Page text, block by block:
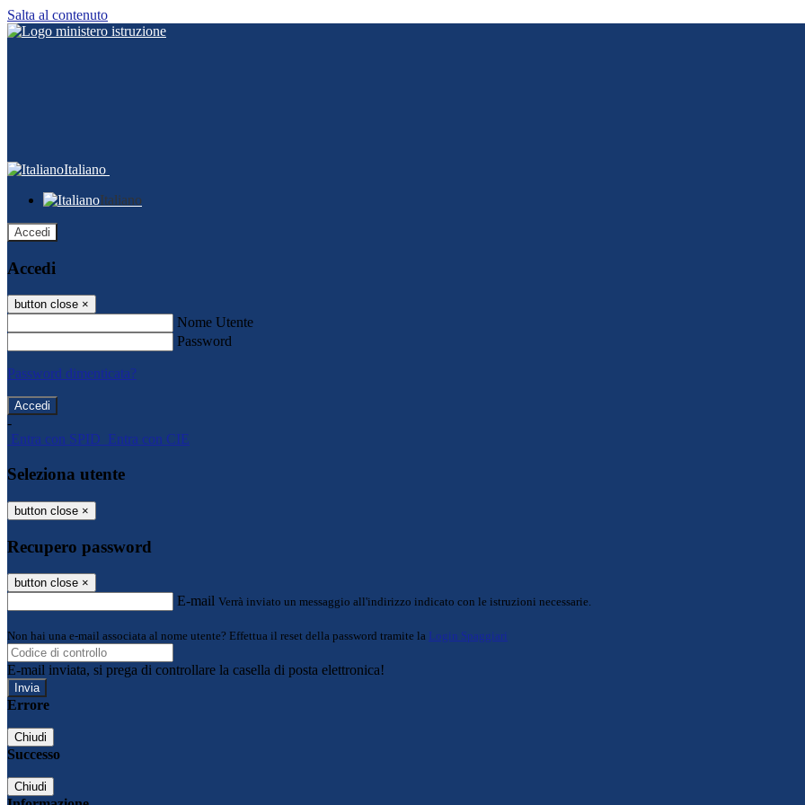
Salta al contenuto
Italiano
Italiano
Accedi
Accedi
button close ×
Nome Utente
Password
Password dimenticata?
-
Entra con SPID Entra con CIE
Seleziona utente
button close ×
Recupero password
button close ×
E-mail Verrà inviato un messaggio all'indirizzo indicato con le istruzioni necessarie.
Non hai una e-mail associata al nome utente? Effettua il reset della password tramite la Login Spaggiari
E-mail inviata, si prega di controllare la casella di posta elettronica!
Errore
Chiudi
Successo
Chiudi